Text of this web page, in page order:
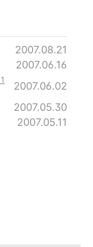
2007.08.21
2007.06.16
2007.06.02
2007.05.30
2007.05.11